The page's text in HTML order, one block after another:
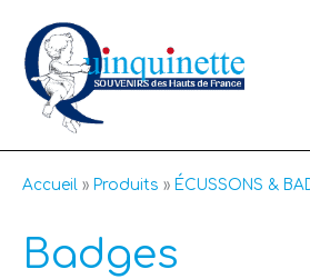
contenu
Accueil Produits ÉCUSSONS &
Badges